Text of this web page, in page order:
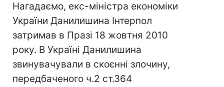
Нагадаємо, екс-міністра економіки
України Данилишина Інтерпол
затримав в Празі 18 жовтня 2010
року. В Україні Данилишина
звинувачували в скоєнні злочину,
передбаченого ч.2 ст.364